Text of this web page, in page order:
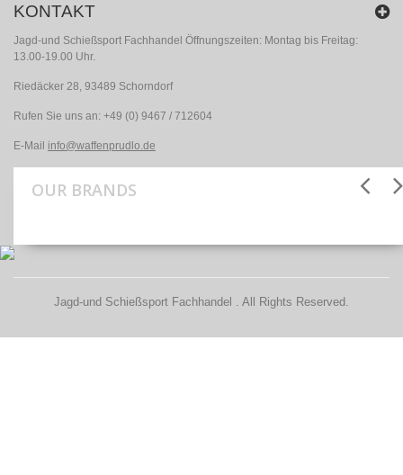
KONTAKT
Jagd-und Schießsport Fachhandel Öffnungszeiten: Montag bis Freitag:
13.00-19.00 Uhr.
Riedäcker 28, 93489 Schorndorf
Rufen Sie uns an: +49 (0) 9467 / 712604
E-Mail info@waffenprudlo.de
OUR BRANDS
Jagd-und Schießsport Fachhandel . All Rights Reserved.